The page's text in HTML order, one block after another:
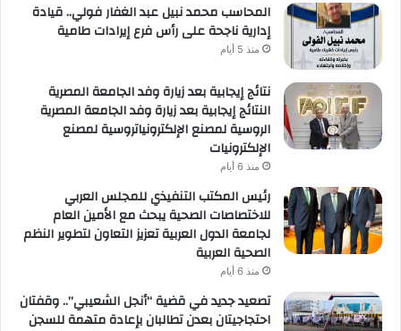
المحاسب محمد نبيل عبد الغفار فولي.. قيادة
إدارية ناجحة على رأس فرع إيرادات طامية
منذ 5 أيام
نتائج إيجابية بعد زيارة وفد الجامعة المصرية
النتائج إيجابية بعد زيارة وفد الجامعة المصرية
الروسية لمصنع الإلكترونياتروسية لمصنع
الإلكترونيات
منذ 6 أيام
رئيس المكتب التنفيذي للمجلس العربي
للاختصاصات الصحية يبحث مع الأمين العام
لجامعة الدول العربية تعزيز التعاون لتطوير النظم
الصحية العربية
منذ 6 أيام
تصعيد جديد في قضية “أنجل الشعيبي”.. وقفتان
احتجاجيتان بعدن تطالبان بإعادة متهمة للسجن